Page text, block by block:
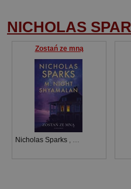
NICHOLAS
Zostań ze mną
Nicholas Sparks